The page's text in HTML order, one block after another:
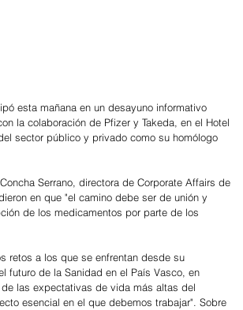
esta mañana en un desayuno informativo
la colaboración de Pfizer y Takeda, en el Hotel
sector público y privado como su homólogo
Serrano, directora de Corporate Affairs de
en que "el camino debe ser de unión y
de los medicamentos por parte de los
retos a los que se enfrentan desde su
futuro de la Sanidad en el País Vasco, en
las expectativas de vida más altas del
esencial en el que debemos trabajar". Sobre